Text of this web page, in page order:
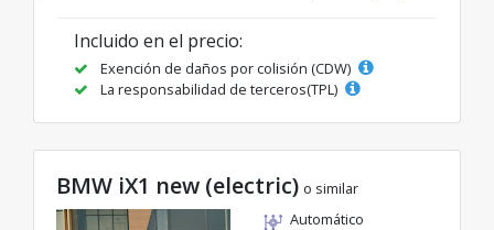
Incluido en el precio:
Exención de daños por colisión (CDW)
La responsabilidad de terceros(TPL)
BMW iX1 new (electric) o similar
Automático